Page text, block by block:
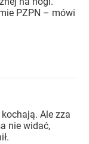
PZPN – mówi
Ale zza
nie widać,